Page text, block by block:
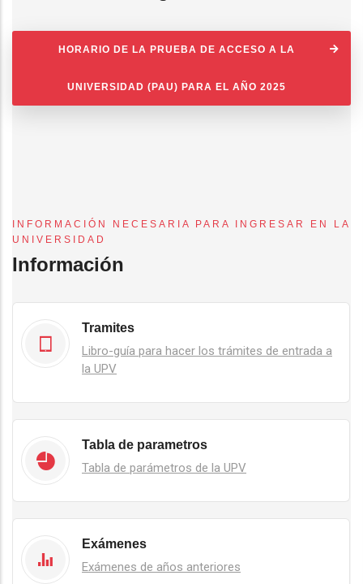
HORARIO DE LA PRUEBA DE ACCESO A LA
UNIVERSIDAD (PAU) PARA EL AÑO 2025
INFORMACIÓN NECESARIA PARA INGRESAR EN LA
UNIVERSIDAD
Información
Tramites
Libro-guía para hacer los trámites de entrada a
la UPV
Tabla de parametros
Tabla de parámetros de la UPV
Exámenes
Exámenes de años anteriores